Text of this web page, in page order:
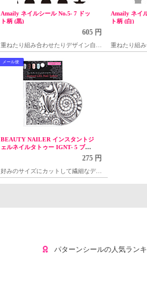
Amaily ネイルシール No.5- 7 ドッ
ト柄 (黒)
605 円
重ねたり組み合わせたりデザイン自在
の貼るだけネイルシール
Amaily ネイ
ト柄 (白)
重ねたり組み
の貼るだけ
メール便
BEAUTY NAILER インスタントジ
ェルネイルタトゥー IGNT- 5 ブラ
275 円
好みのサイズにカットして繊細なデザ
インが簡単にできるシール
パターンシールの人気ラン